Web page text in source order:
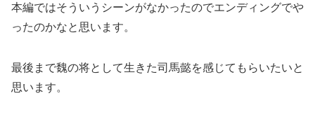
本編ではそういうシーンがなかったのでエンディングでや
ったのかなと思います。
最後まで魏の将として生きた司馬懿を感じてもらいたいと
思います。